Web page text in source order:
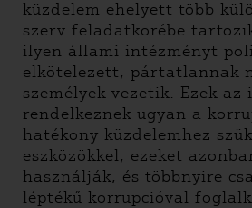
küzdelem ehelyett több
szerv feladatkörébe
ilyen állami intézményt
elkötelezett, pártatlannak
személyek vezetik. Ezek az
rendelkeznek ugyan a
hatékony küzdelemhez
eszközökkel, ezeket
használják, és többnyire
léptékű korrupcióval